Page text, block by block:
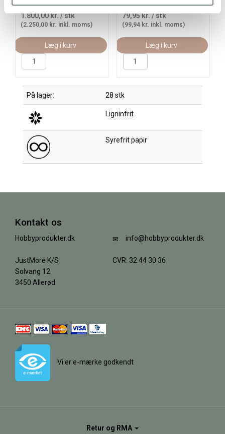
1.800,00 kr./ stk
(2.250,00 kr. inkl. moms)
Læg i kurv
79,95 kr./ stk
(99,94 kr. inkl. moms)
Læg i kurv
På lager: 28 stk
Ligninfrit
Syrefrit papir
Kontakt os
Hobbyprodukter.dk
JustMore K/S
Solvang 12
3450 Allerød
info@hobbyprodukter.dk
CVR: 32 44 30 36
Vi er e-mærke godkendt
Retur og RMA